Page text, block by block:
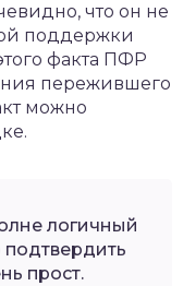
что он не
поддержки
факта ПФР
пережившего
можно
логичный
прост.